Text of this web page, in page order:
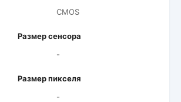
CMOS
Размер сенсора
-
Размер пикселя
-